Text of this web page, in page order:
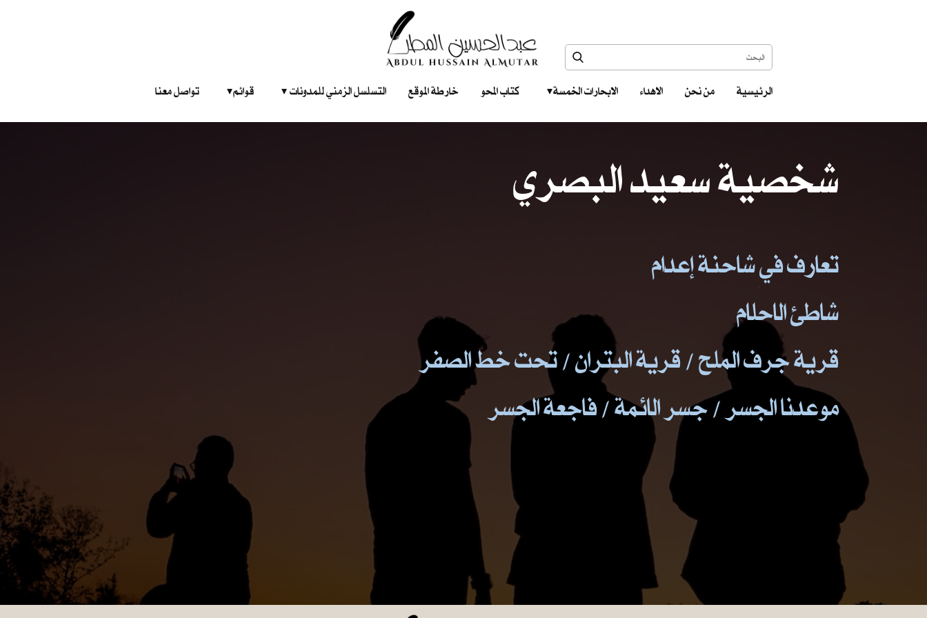
الرئيسية من نحن الاهداء الابحارات الخمسة ‎ ‎ ‎ كتاب المحو خارطة الموقع التسلسل الزمني للمدونات‎ ‎ ‎ ‎ ‎ قوائم‎ ‎ ‎ ‎ تواصل معنا
شخصية سعيد البصري
تعارف في شاحنة إعدام
شاطئ الاحلام
قرية جرف الملح / قرية البتران / تحت خط الصفر
موعدنا الجسر / جسر الائمة / فاجعة الجسر